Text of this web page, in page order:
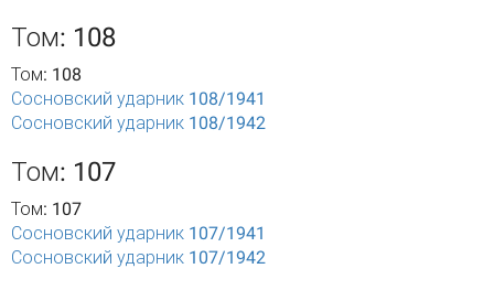
Том: 108
Том: 108
Сосновский ударник 108/1941
Сосновский ударник 108/1942
Том: 107
Том: 107
Сосновский ударник 107/1941
Сосновский ударник 107/1942